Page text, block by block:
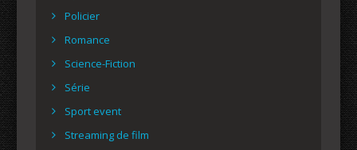
Policier
Romance
Science-Fiction
Série
Sport event
Streaming de film